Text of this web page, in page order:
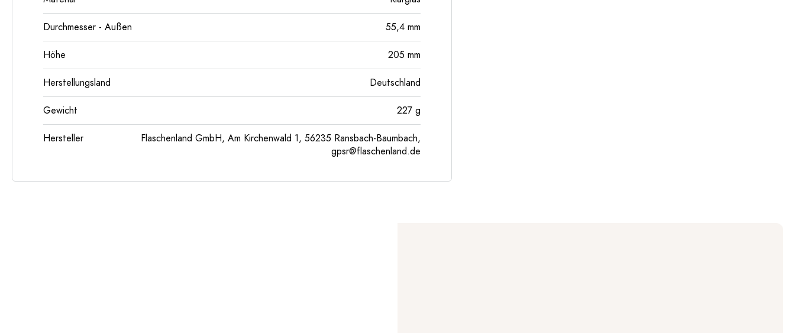
Durchmesser - Außen 55,4 mm
Höhe 205 mm
Herstellungsland Deutschland
Gewicht 227 g
Hersteller
Flaschenland GmbH, Am Kirchenwald 1, 56235 Ransbach-Baumbach,
gpsr@flaschenland.de